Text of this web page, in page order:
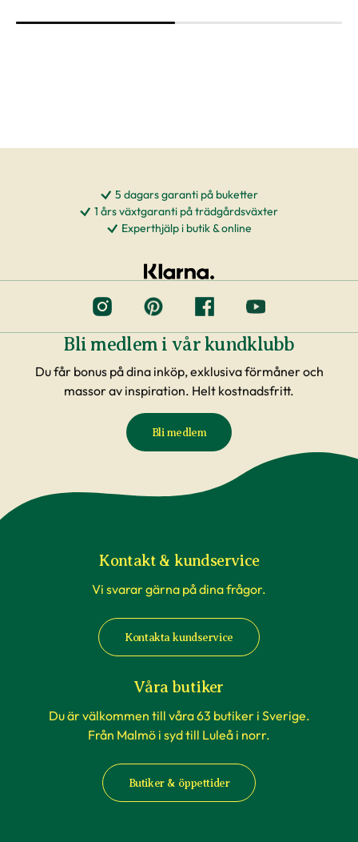
5 dagars garanti på buketter
1 års växtgaranti på trädgårdsväxter
Experthjälp i butik & online
Bli medlem i vår kundklubb
Du får bonus på dina inköp, exklusiva förmåner och
massor av inspiration. Helt kostnadsfritt.
Bli medlem
Kontakt & kundservice
Vi svarar gärna på dina frågor.
Kontakta kundservice
Våra butiker
Du är välkommen till våra 63 butiker i Sverige.
Från Malmö i syd till Luleå i norr.
Butiker & öppettider